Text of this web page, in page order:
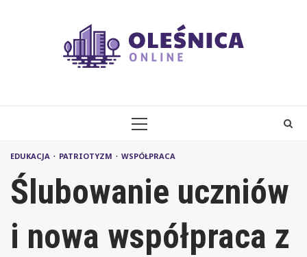
PRIMARY
EDUKACJA PATRIOTYZM WSPÓŁPRACA
Ślubowanie uczniów
i nowa współpraca z